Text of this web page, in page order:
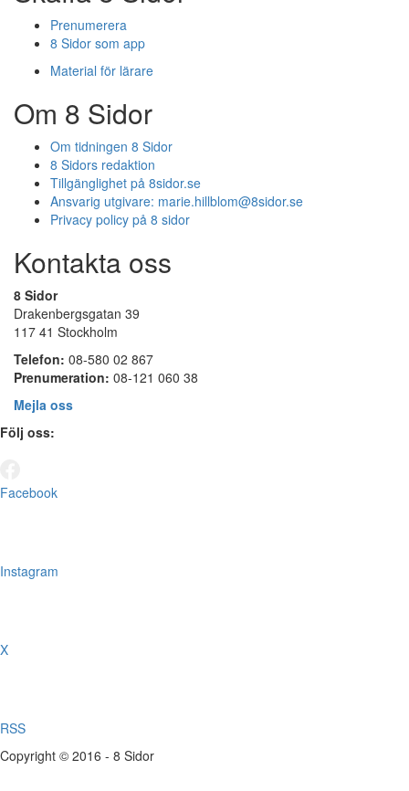
Prenumerera
8 Sidor som app
Material för lärare
Om 8 Sidor
Om tidningen 8 Sidor
8 Sidors redaktion
Tillgänglighet på 8sidor.se
Ansvarig utgivare: marie.hillblom@8sidor.se
Privacy policy på 8 sidor
Kontakta oss
8 Sidor
Drakenbergsgatan 39
117 41 Stockholm
Telefon: 08-580 02 867
Prenumeration: 08-121 060 38
Mejla oss
Följ oss:
Facebook
Instagram
X
RSS
Copyright © 2016 - 8 Sidor